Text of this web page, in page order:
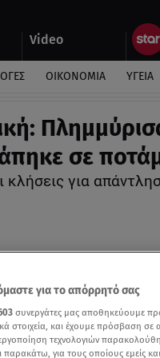
Video
ΟΙΚΟΝΟΜΙΑ ΥΓΕΙΑ
σε
κλήσεις για
για το απόρρητό σας
συνεργάτες μας αποθηκεύουμε
στοιχεία, και έχουμε πρόσβαση
τεχνολογιών
παρακάτω, για τους οποίους εμείς